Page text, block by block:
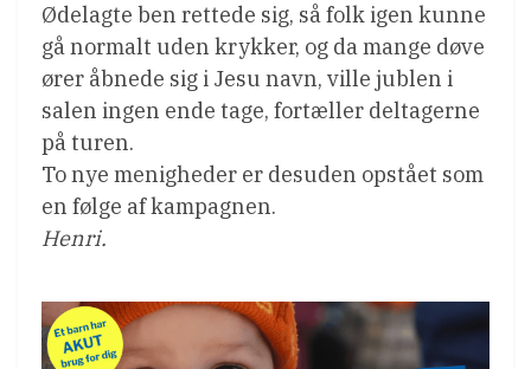
Ødelagte ben rettede sig, så folk igen kunne
gå normalt uden krykker, og da mange døve
ører åbnede sig i Jesu navn, ville jublen i
salen ingen ende tage, fortæller deltagerne
på turen.
To nye menigheder er desuden opstået som
en følge af kampagnen.
Henri.